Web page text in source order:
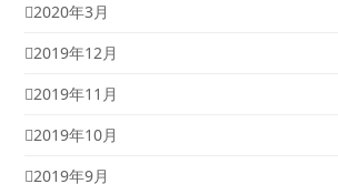
2020年3月
2019年12月
2019年11月
2019年10月
2019年9月